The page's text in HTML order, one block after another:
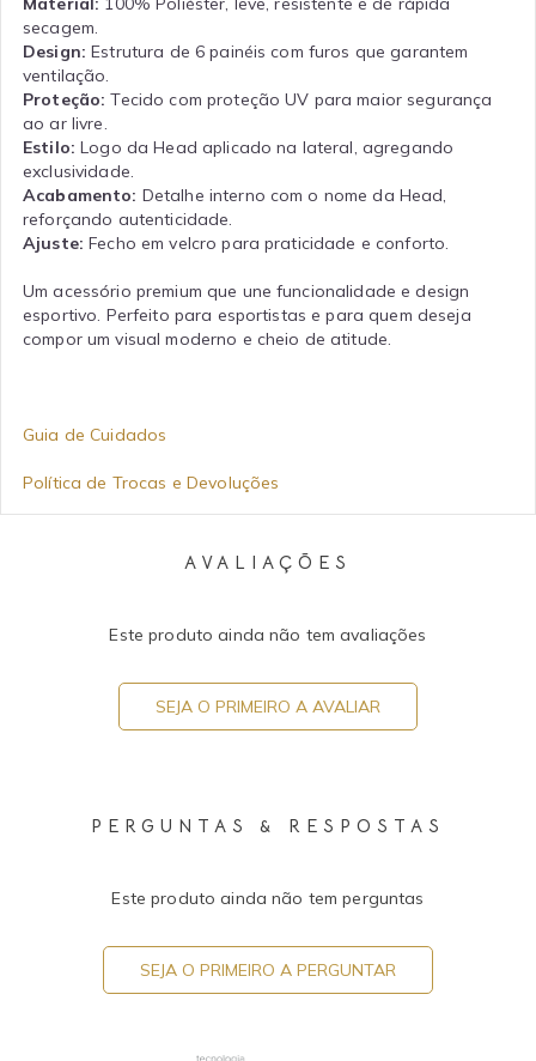
secagem.
Design: Estrutura de 6 painéis com furos que garantem
ventilação.
Proteção: Tecido com proteção UV para maior segurança
ao ar livre.
Estilo: Logo da Head aplicado na lateral, agregando
exclusividade.
Acabamento: Detalhe interno com o nome da Head,
reforçando autenticidade.
Ajuste: Fecho em velcro para praticidade e conforto.
Um acessório premium que une funcionalidade e design
esportivo. Perfeito para esportistas e para quem deseja
compor um visual moderno e cheio de atitude.
Guia de Cuidados
Política de Trocas e Devoluções
AVALIAÇÕES
Este produto ainda não tem avaliações
SEJA O PRIMEIRO A AVALIAR
PERGUNTAS & RESPOSTAS
Este produto ainda não tem perguntas
SEJA O PRIMEIRO A PERGUNTAR